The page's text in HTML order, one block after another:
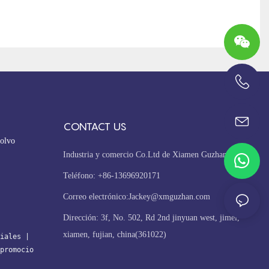
CONTACT US
Industria y comercio Co.Ltd de Xiamen Guzhan
Teléfono: +86-13696920171
Correo electrónico:Jackey@xmguzhan.com
Dirección: 3f, No. 502, Rd 2nd jinyuan west, jimei,
xiamen, fujian, china(361022)